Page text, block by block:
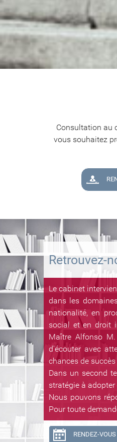
Consultation au
vous souhaitez
Retrouvez-
Le cabinet
dans les
nationalité, en
social et en droit
Maître Alfonso
d'écouter avec
chances de
Dans un second
stratégie à
Nous pouvons
Pour toute
RENDEZ-